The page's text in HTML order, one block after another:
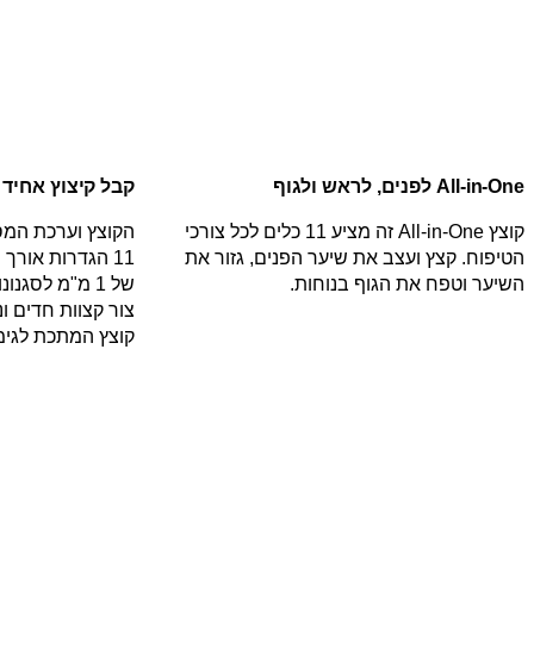
All-in-One לפנים, לראש ולגוף
קוצץ All-in-One זה מציע 11 כלים לכל צורכי
הטיפוח. קצץ ועצב את שיער הפנים, גזור את
השיער וטפח את הגוף בנוחות.
קבל קיצוץ
הקוצץ וערכת
של 1 מ"מ
צור קצוות חדים
קוצץ המתכת